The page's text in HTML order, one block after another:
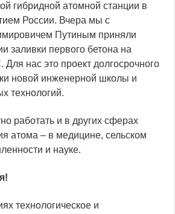
гибридной атомной станции в
России. Вчера мы с
Путиным приняли
заливки первого бетона на
Для нас это проект долгосрочного
новой инженерной школы и
технологий.
работать и в других сферах
атома – в медицине, сельском
и науке.
технологическое и